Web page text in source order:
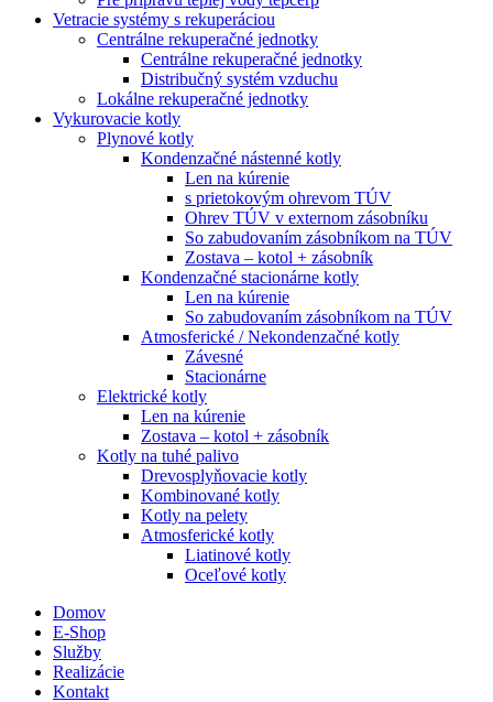
Vetracie systémy s rekuperáciou
Centrálne rekuperačné jednotky
Centrálne rekuperačné jednotky
Distribučný systém vzduchu
Lokálne rekuperačné jednotky
Vykurovacie kotly
Plynové kotly
Kondenzačné nástenné kotly
Len na kúrenie
s prietokovým ohrevom TÚV
Ohrev TÚV v externom zásobníku
So zabudovaním zásobníkom na TÚV
Zostava – kotol + zásobník
Kondenzačné stacionárne kotly
Len na kúrenie
So zabudovaním zásobníkom na TÚV
Atmosferické / Nekondenzačné kotly
Závesné
Stacionárne
Elektrické kotly
Len na kúrenie
Zostava – kotol + zásobník
Kotly na tuhé palivo
Drevosplyňovacie kotly
Kombinované kotly
Kotly na pelety
Atmosferické kotly
Liatinové kotly
Oceľové kotly
Domov
E-Shop
Služby
Realizácie
Kontakt